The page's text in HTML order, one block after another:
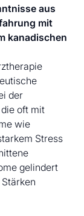
aus
mit
kanadischen
der
oft mit
wie
Stress
gelindert